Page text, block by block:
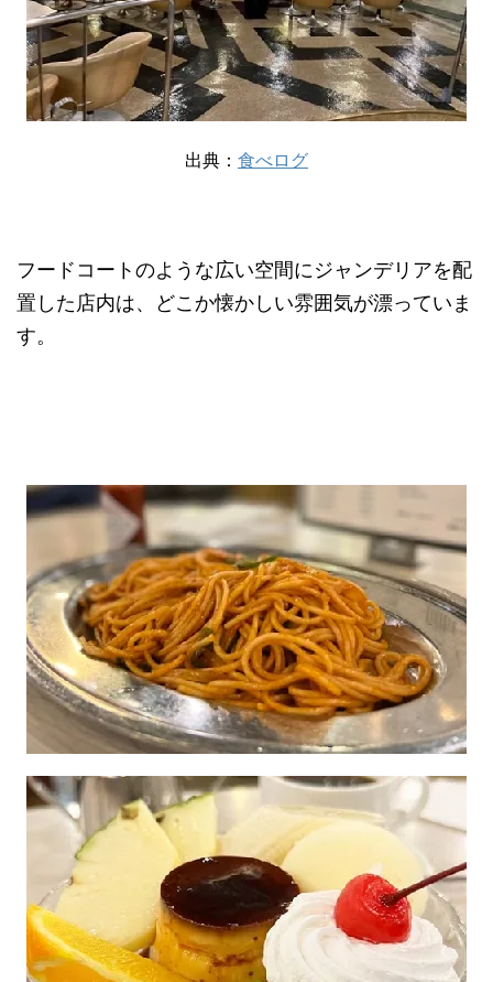
出典： 食べログ
フードコートのような広い空間にジャンデリアを配
置した店内は、どこか懐かしい雰囲気が漂っていま
す。